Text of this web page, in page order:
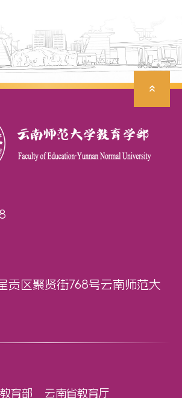
贡区聚贤街768号云南师范大
育部
云南省教育厅